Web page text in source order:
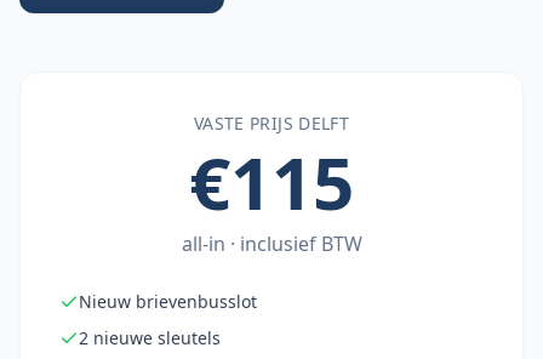
VASTE PRIJS DELFT
€115
all-in · inclusief BTW
Nieuw brievenbusslot
2 nieuwe sleutels